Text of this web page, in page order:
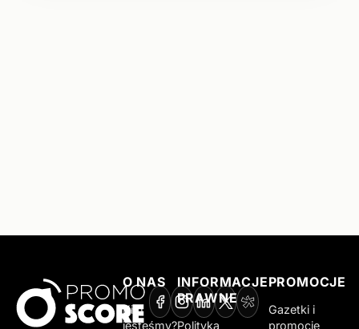
O NAS
Kim
jesteśmy?
INFORMACJE
PRAWNE
Polityka
PROMOCJE
Gazetki i
promocje